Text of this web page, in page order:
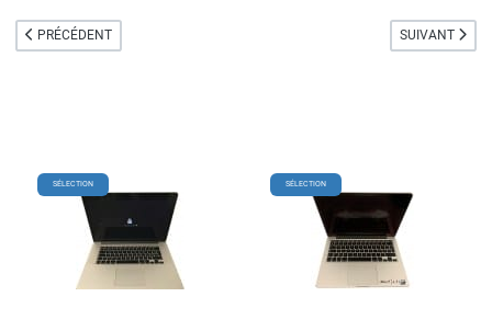
ARTICLE PRÉCÉDENT : CHANGEMENT BATTERIE MACBOOK À DIJON
PRÉCÉDENT ARTICLE
SUIVANT
SÉLECTION Add to Wishlist
Add to Compare
SÉLECTION